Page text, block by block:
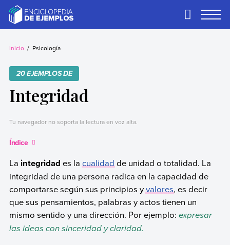
contentEjemplos
Necesitas ejemplos.
Primary
Inicio Psicología
20 EJEMPLOS DE
Integridad
Tu navegador no soporta la lectura en voz alta.
Índice
La integridad es lacualidadde unidad o totalidad. La
integridad de una persona radica en la capacidad de
comportarse según sus principios yvalores, es decir
que sus pensamientos, palabras y actos tienen un
mismo sentido y una dirección. Por ejemplo: expresar
las ideas con sinceridad y claridad.